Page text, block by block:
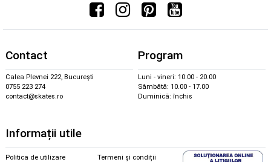
Contact
Calea Plevnei 222, București
0755 223 274
contact@skates.ro
Program
Luni - vineri: 10.00 - 20.00
Sâmbătă: 10.00 - 17.00
Duminică: închis
Informații utile
Politica de utilizare
Termeni și condiții